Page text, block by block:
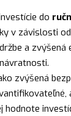
do
v závislosti
a
zvýšená
hodnote